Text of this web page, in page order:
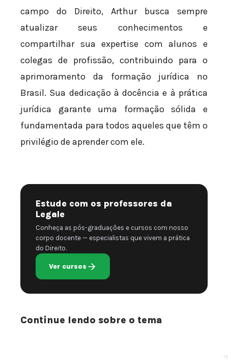
campo do Direito, Arthur busca sempre
atualizar seus conhecimentos e
compartilhar sua expertise com alunos e
colegas de profissão, contribuindo para o
aprimoramento da formação jurídica no
Brasil. Sua dedicação à docência e à prática
jurídica garante uma formação sólida e
fundamentada para todos aqueles que têm o
privilégio de aprender com ele.
Estude com os professores da
Legale
Conheça as pós-graduações e cursos com nosso
corpo docente — especialistas que vivem a prática
do Direito.
Ver cursos
Continue lendo sobre o tema